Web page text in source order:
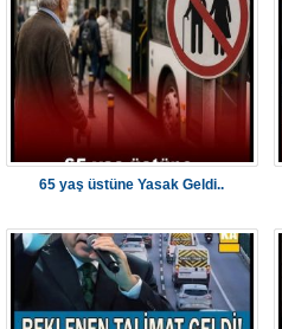
65 yaş üstüne Yasak Geldi..